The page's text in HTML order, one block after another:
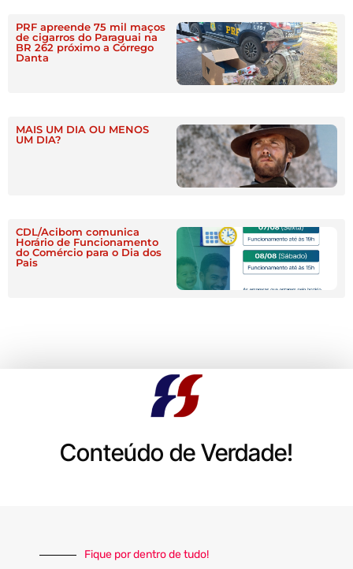
PRF apreende 75 mil maços
de cigarros do Paraguai na
BR 262 próximo a Córrego
Danta
MAIS UM DIA OU MENOS
UM DIA?
CDL/Acibom comunica
Horário de Funcionamento
do Comércio para o Dia dos
Pais
Conteúdo de Verdade!
Fique por dentro de tudo!